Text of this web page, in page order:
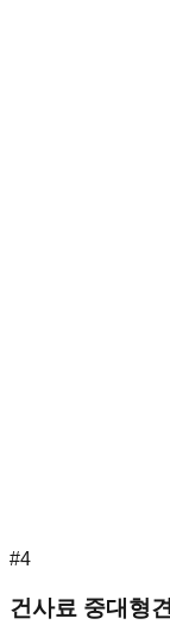
#4
건사료 중대형